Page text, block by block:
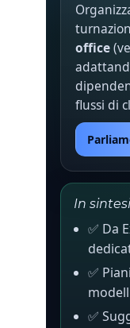
office
flussi di
In sintesi
✅ Da
✅
✅